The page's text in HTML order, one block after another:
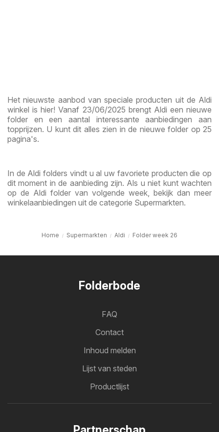
Het nieuwste aanbod van speciale producten uit de Aldi
winkel is hier! Vanaf 23/06/2025 brengt Aldi een nieuwe
folder en een aantal interessante aanbiedingen aan
topprijzen. U kunt dit alles zien in de nieuwe folder op 25
pagina's.
In de Aldi folders vindt u al uw favoriete producten die op
dit moment in de aanbieding zijn. Als u niet kunt wachten
op de Aldi folder van volgende week, bekijk dan meer
winkelaanbiedingen uit de categorie Supermarkten.
Home Supermarkten Aldi Folder week 26
Folderbode
FAQ
Contact
Inhoud melden
Lijst van steden
Productlijst